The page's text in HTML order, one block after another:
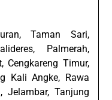
Taman Sari,
Palmerah,
Cengkareng Timur,
Kali Angke, Rawa
Jelambar, Tanjung